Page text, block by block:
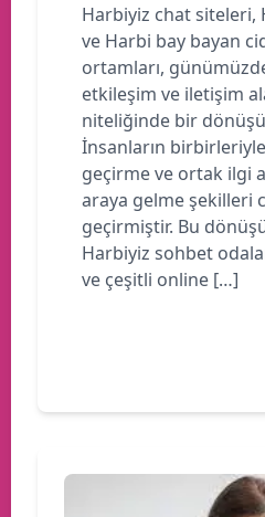
Harbiyiz chat siteleri,
ve Harbi bay bayan
ortamları,
etkileşim ve iletişim
niteliğinde bir
İnsanların
geçirme ve ortak ilgi
araya gelme şekilleri
geçirmiştir. Bu
Harbiyiz sohbet
ve çeşitli online […]